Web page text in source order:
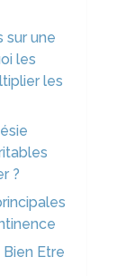
sur une
les
les
?
Bien Etre